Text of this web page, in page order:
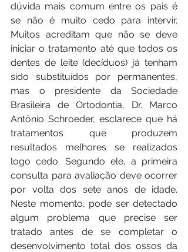
dúvida mais comum entre os pais é
se não é muito cedo para intervir.
Muitos acreditam que não se deve
iniciar o tratamento até que todos os
dentes de leite (decíduos) já tenham
sido substituídos por permanentes,
mas o presidente da Sociedade
Brasileira de Ortodontia, Dr. Marco
Antônio Schroeder, esclarece que há
tratamentos que produzem
resultados melhores se realizados
logo cedo. Segundo ele, a primeira
consulta para avaliação deve ocorrer
por volta dos sete anos de idade.
Neste momento, pode ser detectado
algum problema que precise ser
tratado antes de se completar o
desenvolvimento total dos ossos da